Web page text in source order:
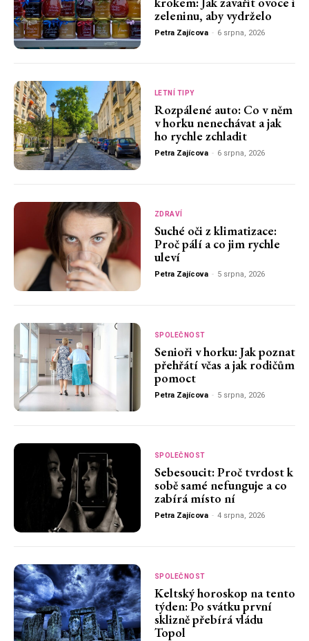
zeleninu, aby vydrželo
Petra Zajícova - 6 srpna, 2026
LETNÍ TIPY
Rozpálené auto: Co v něm
v horku nenechávat a jak
ho rychle zchladit
Petra Zajícova - 6 srpna, 2026
ZDRAVÍ
Suché oči z klimatizace:
Proč pálí a co jim rychle
uleví
Petra Zajícova - 5 srpna, 2026
SPOLEČNOST
Senioři v horku: Jak poznat
přehřátí včas a jak rodičům
pomoct
Petra Zajícova - 5 srpna, 2026
SPOLEČNOST
Sebesoucit: Proč tvrdost k
sobě samé nefunguje a co
zabírá místo ní
Petra Zajícova - 4 srpna, 2026
SPOLEČNOST
Keltský horoskop na tento
týden: Po svátku první
sklizně přebírá vládu
Topol